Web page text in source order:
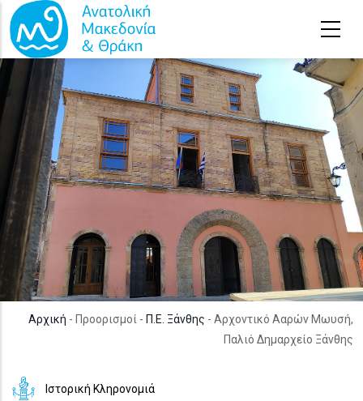
Παράκαμψη προς το κυρίως περιεχόμενο
Αρχική - Προορισμοί - Π.Ε. Ξάνθης - Αρχοντικό Ααρών Μωυσή,
Παλιό Δημαρχείο Ξάνθης
Ιστορική Κληρονομιά